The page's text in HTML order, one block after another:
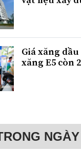
Giá xăng
xăng E5 còn
NGÀY